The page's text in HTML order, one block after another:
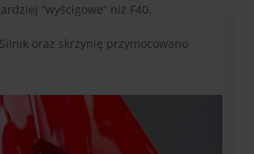
“wyścigowe” niż F40.
oraz skrzynię przymocowano